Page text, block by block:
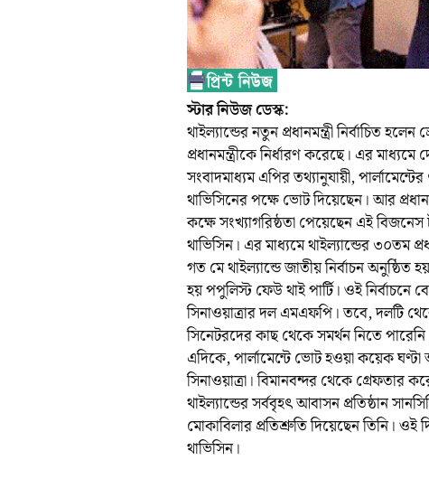
স্টার নিউজ ডেস্ক:
থাইল্যান্ডের নতুন প্রধানমন্ত্রী নির্বাচিত
প্রধানমন্ত্রীকে নির্ধারণ করেছে। এর
সংবাদমাধ্যম এপির তথ্যানুযায়ী,
থাভিসিনের পক্ষে ভোট দিয়েছেন। আর
কক্ষে সংখ্যাগরিষ্ঠতা পেয়েছেন এই বিজনেস
থাভিসিন। এর মাধ্যমে থাইল্যান্ডের ৩০তম
গত মে থাইল্যান্ডে জাতীয় নির্বাচন
হয় পপুলিস্ট ফেউ থাই পার্টি। ওই নির্বাচনে
সিনাওয়াত্রার দল এমএফপি। তবে, দলটি
সিনেটরদের কাছ থেকে সমর্থন নিতে
এদিকে, পার্লামেন্টে ভোট হওয়া কয়েক ঘণ্টা
সিনাওয়াত্রা। বিমানবন্দর থেকে গ্রেফতার
থাইল্যান্ডের সর্ববৃহৎ আবাসন প্রতিষ্ঠান
মোকাবিলার প্রতিশ্রুতি দিয়েছেন তিনি।
থাভিসিন।